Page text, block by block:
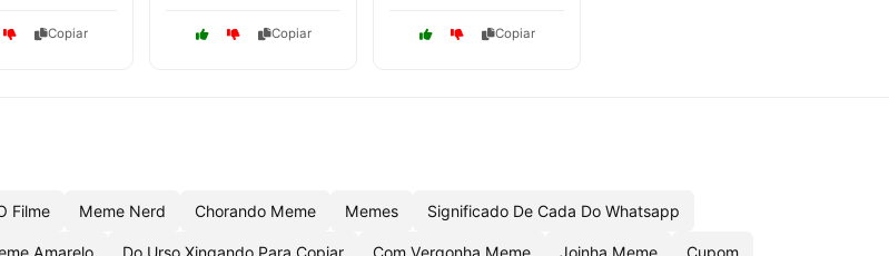
Copiar Copiar Copiar
Filme Meme Nerd Chorando Meme Memes Significado De Cada Do Whatsapp
Amarelo Do Urso Xingando Para Copiar Com Vergonha Meme Joinha Meme Cupom